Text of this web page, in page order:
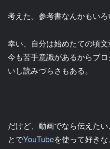
考えた。参考書なんかもいろ
幸い、自分は始めたての頃
今も苦手意識があるからブ
いし読みづらさもある。
だけど、動画でなら伝えた
とでYouTubeを使って好き